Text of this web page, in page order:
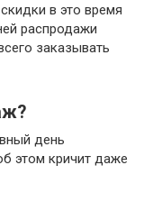
в это время
распродажи
заказывать
день
этом кричит даже